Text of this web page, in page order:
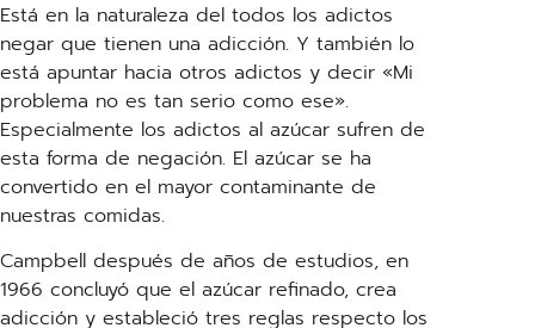
Está en la naturaleza del todos los adictos
negar que tienen una adicción. Y también lo
está apuntar hacia otros adictos y decir «Mi
problema no es tan serio como ese».
Especialmente los adictos al azúcar sufren de
esta forma de negación. El azúcar se ha
convertido en el mayor contaminante de
nuestras comidas.
Campbell después de años de estudios, en
1966 concluyó que el azúcar refinado, crea
adicción y estableció tres reglas respecto los